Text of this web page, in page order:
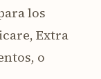
los
Extra
o